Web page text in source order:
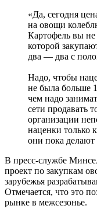
«Да, сегодня
на овощи
Картофель вы не
которой
два — два с
Надо, чтобы
не была больше
чем надо
сети продавать
организации
наценки только
они пока делают
В пресс-службе
проект по закупкам
зарубежья
Отмечается, что это
рынке в межсезонье.